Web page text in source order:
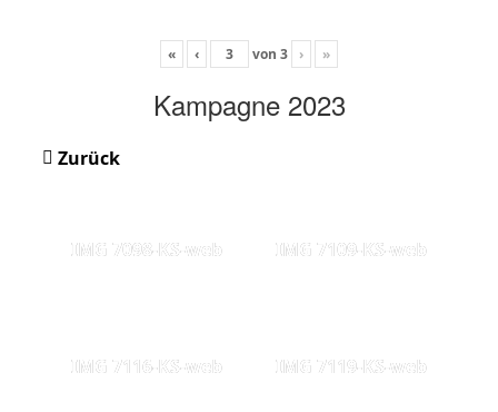
« ‹ von 3 › »
Kampagne 2023
Zurück
IMG 7098-KS-web IMG 7109-KS-web
IMG 7116-KS-web IMG 7119-KS-web